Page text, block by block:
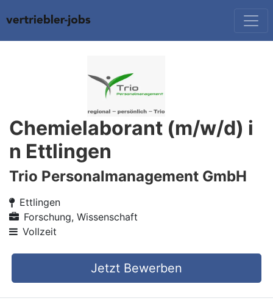
Chemielaborant (m/w/d) i
n Ettlingen
Trio Personalmanagement GmbH
Ettlingen
Forschung, Wissenschaft
Vollzeit
Jetzt Bewerben